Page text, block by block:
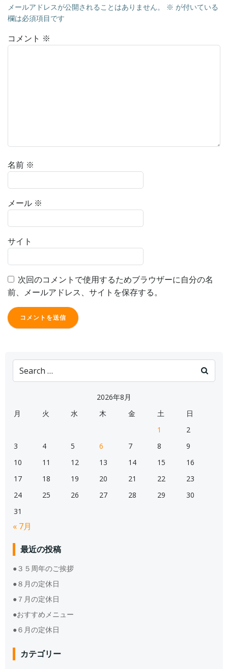
メールアドレスが公開されることはありません。 ※ が付いている
欄は必須項目です
コメント ※
名前 ※
メール ※
サイト
次回のコメントで使用するためブラウザーに自分の名
前、メールアドレス、サイトを保存する。
Search
for:
2026年8月
月
火 水 木 金 土
日
1
2
3
4 5 6 7 8
9
10
11 12 13 14 15
16
17
18 19 20 21 22
23
24
25 26 27 28 29
30
31
« 7月
最近の投稿
●３５周年のご挨拶
●８月の定休日
●７月の定休日
●おすすめメニュー
●６月の定休日
カテゴリー